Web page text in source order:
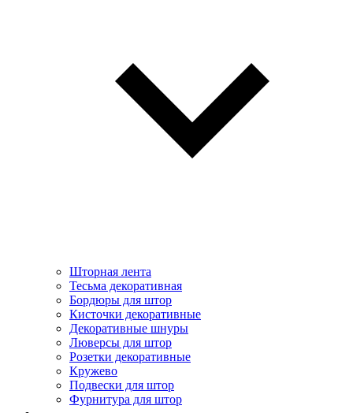
Шторная лента
Тесьма декоративная
Бордюры для штор
Кисточки декоративные
Декоративные шнуры
Люверсы для штор
Розетки декоративные
Кружево
Подвески для штор
Фурнитура для штор